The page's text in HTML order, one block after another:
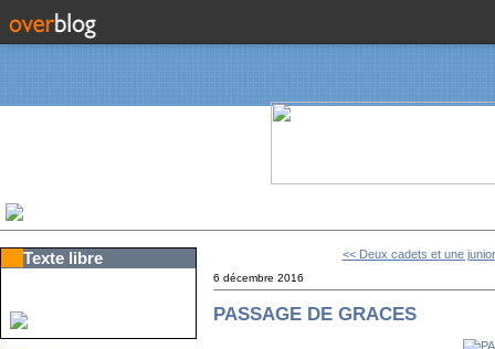
Texte libre << Deux cadets et une
6 décembre 2016
PASSAGE DE GRACES